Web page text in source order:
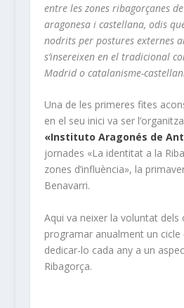
entre les zones ribagorçanes
aragonesa i castellana, odis
nodrits per postures externes
s’insereixen en el tradicional
Madrid o catalanisme-
Una de les primeres fites
en el seu inici va ser
«Instituto Aragonés de
jornades «La identitat a la
zones d’influència», la
Benavarri.
Aqui va neixer la voluntat dels
programar anualment un cicle
dedicar-lo cada any a un
Ribagorça.